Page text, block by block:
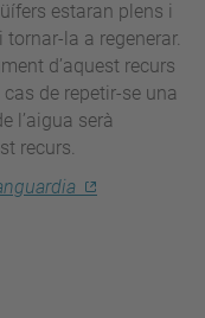
estaran plens i
la a regenerar.
d’aquest recurs
de repetir-se una
l’aigua serà
recurs.